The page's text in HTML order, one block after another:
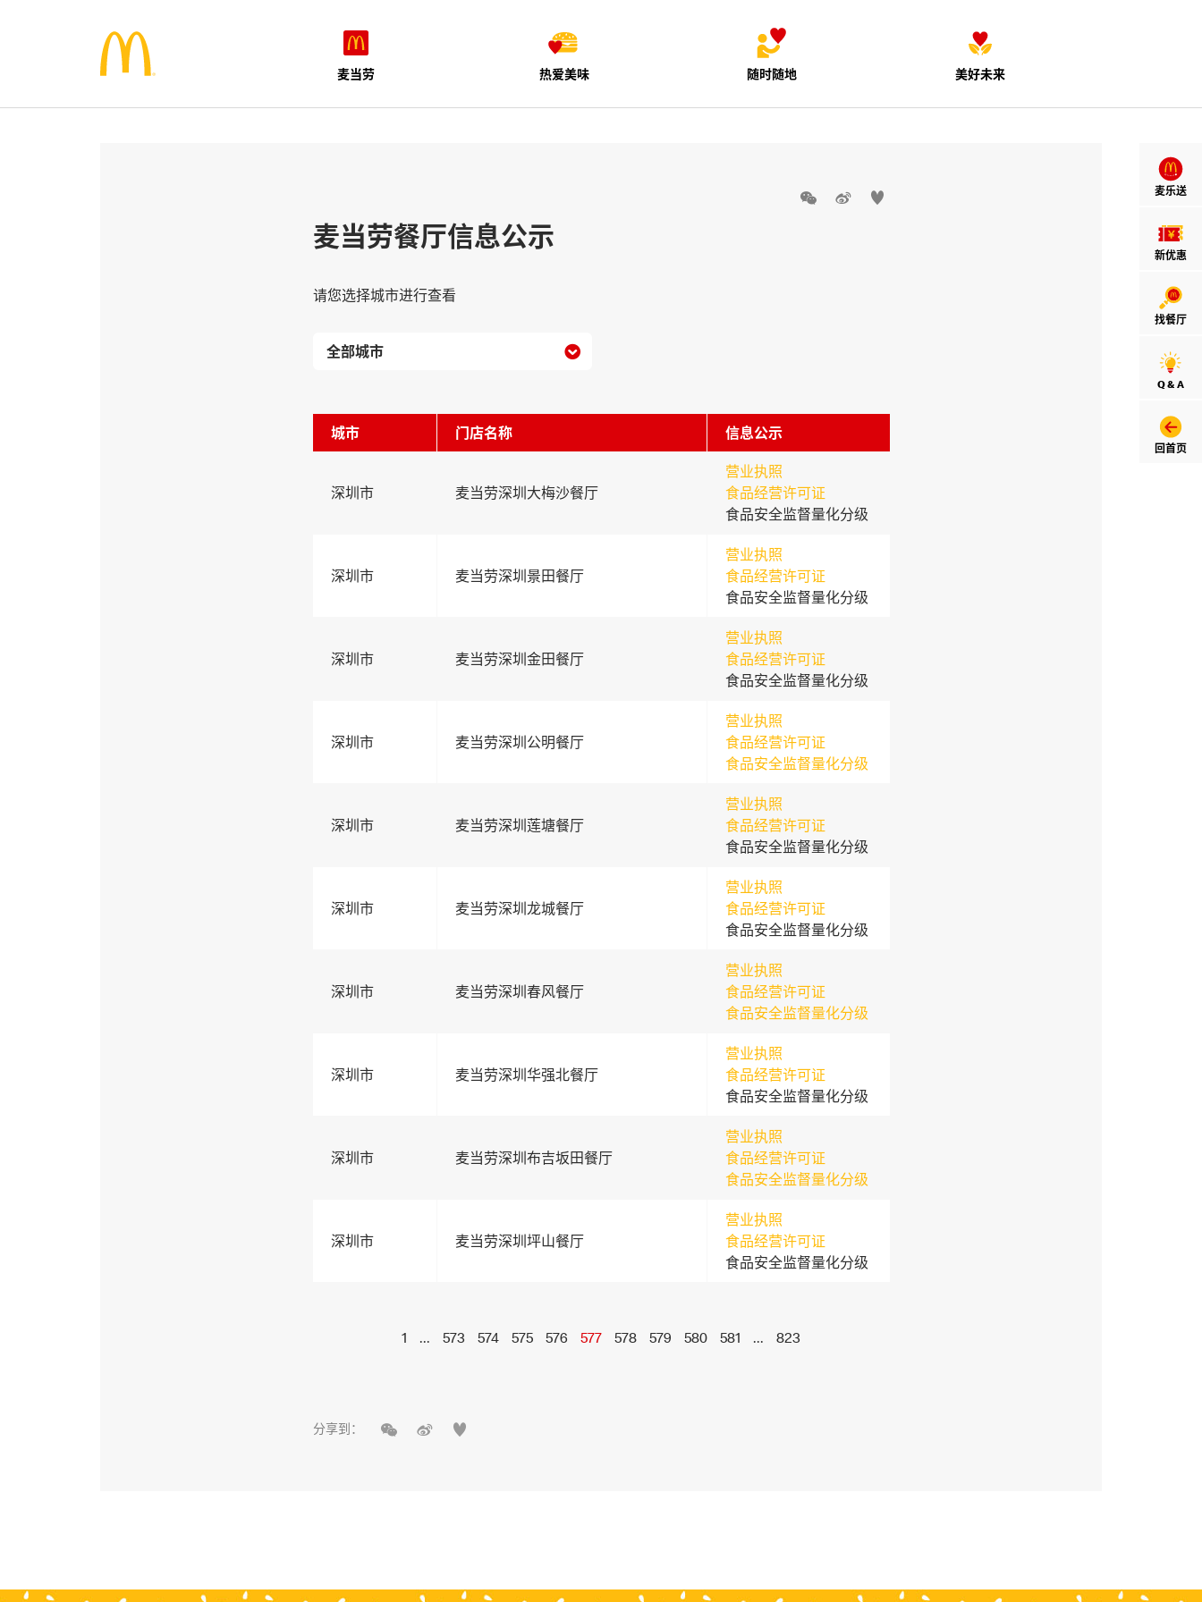
麦当劳 热爱美味 随时随地 美好未来
麦乐送
新优惠
找餐厅
Q & A
回首页
  
麦当劳餐厅信息公示
请您选择城市进行查看

城市 门店名称 信息公示
深圳市 麦当劳深圳大梅沙餐厅
营业执照
食品经营许可证
食品安全监督量化分级
深圳市 麦当劳深圳景田餐厅
营业执照
食品经营许可证
食品安全监督量化分级
深圳市 麦当劳深圳金田餐厅
营业执照
食品经营许可证
食品安全监督量化分级
深圳市 麦当劳深圳公明餐厅
营业执照
食品经营许可证
食品安全监督量化分级
深圳市 麦当劳深圳莲塘餐厅
营业执照
食品经营许可证
食品安全监督量化分级
深圳市 麦当劳深圳龙城餐厅
营业执照
食品经营许可证
食品安全监督量化分级
深圳市 麦当劳深圳春风餐厅
营业执照
食品经营许可证
食品安全监督量化分级
深圳市 麦当劳深圳华强北餐厅
营业执照
食品经营许可证
食品安全监督量化分级
深圳市 麦当劳深圳布吉坂田餐厅
营业执照
食品经营许可证
食品安全监督量化分级
深圳市 麦当劳深圳坪山餐厅
营业执照
食品经营许可证
食品安全监督量化分级
1 ... 573 574 575 576 577 578 579 580 581 ... 823
分享到：   